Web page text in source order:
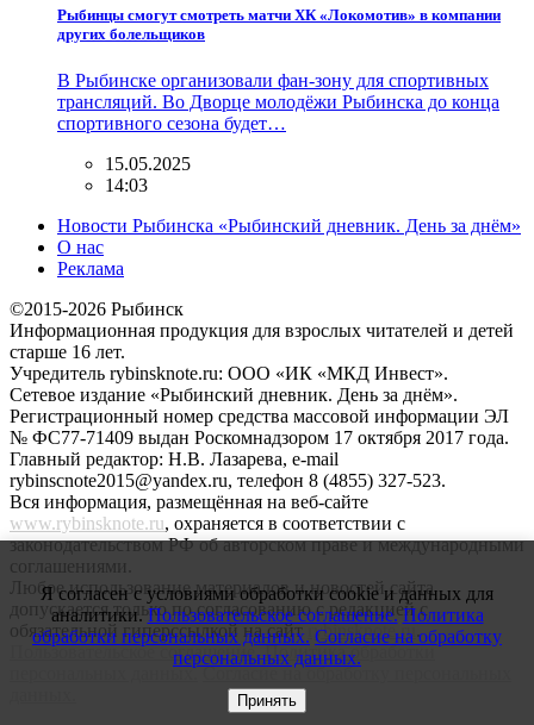
Рыбинцы смогут смотреть матчи ХК «Локомотив» в компании
других болельщиков
В Рыбинске организовали фан-зону для спортивных
трансляций. Во Дворце молодёжи Рыбинска до конца
спортивного сезона будет…
15.05.2025
14:03
Новости Рыбинска «Рыбинский дневник. День за днём»
О нас
Реклама
©2015-2026 Рыбинск
Информационная продукция для взрослых читателей и детей
старше 16 лет.
Учредитель rybinsknote.ru: ООО «ИК «МКД Инвест».
Сетевое издание «Рыбинский дневник. День за днём».
Регистрационный номер средства массовой информации ЭЛ
№ ФС77-71409 выдан Роскомнадзором 17 октября 2017 года.
Главный редактор: Н.В. Лазарева, e-mail
rybinscnote2015@yandex.ru, телефон 8 (4855) 327-523.
Вся информация, размещённая на веб-сайте
www.rybinsknote.ru, охраняется в соответствии с
законодательством РФ об авторском праве и международными
соглашениями.
Любое использование материалов и новостей сайта
допускается только по согласованию с редакцией с
обязательной гиперссылкой на сайтrybinsknote.ru.
Пользовательское соглашение. Политика обработки
персональных данных. Согласие на обработку персональных
Я согласен с условиями обработки cookie и данных для
аналитики. Пользовательское соглашение. Политика
обработки персональных данных. Согласие на обработку
персональных данных.
Принять